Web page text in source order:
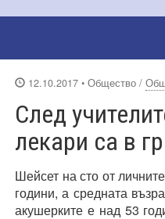
12.10.2017 • Общество /
След
лекари са в
Шейсет на сто от
години, а средната
акушерките е над 53